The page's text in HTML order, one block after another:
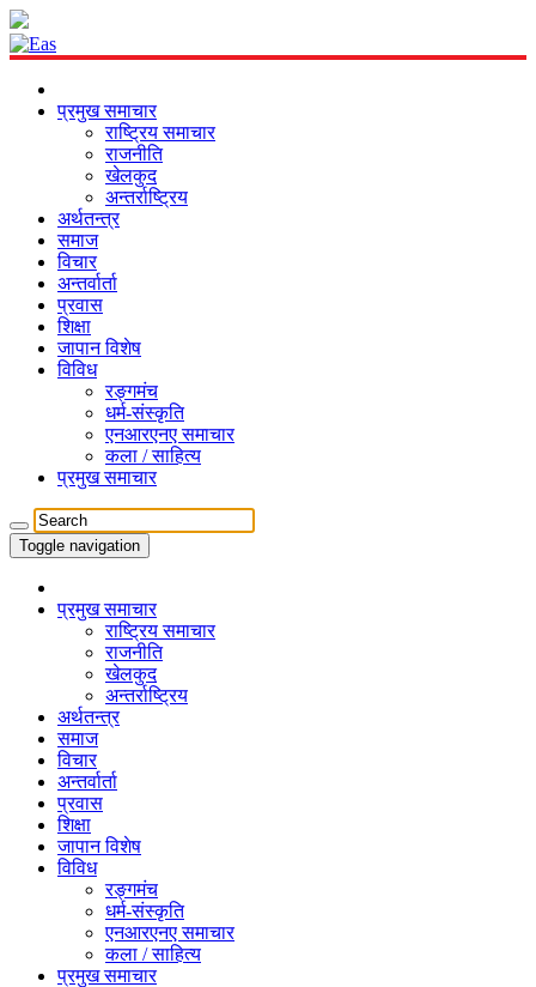
प्रमुख समाचार
राष्ट्रिय समाचार
राजनीति
खेलकुद
अन्तर्राष्ट्रिय
अर्थतन्त्र
समाज
विचार
अन्तर्वार्ता
प्रवास
शिक्षा
जापान विशेष
विविध
रङ्गमंच
धर्म-संस्कृति
एनआरएनए समाचार
कला / साहित्य
प्रमुख समाचार
Toggle navigation
प्रमुख समाचार
राष्ट्रिय समाचार
राजनीति
खेलकुद
अन्तर्राष्ट्रिय
अर्थतन्त्र
समाज
विचार
अन्तर्वार्ता
प्रवास
शिक्षा
जापान विशेष
विविध
रङ्गमंच
धर्म-संस्कृति
एनआरएनए समाचार
कला / साहित्य
प्रमुख समाचार